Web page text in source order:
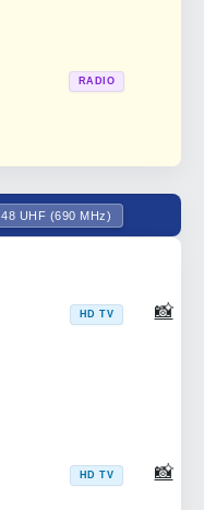
RADIO
48 UHF (690 MHz)
HD TV 📸
HD TV 📸